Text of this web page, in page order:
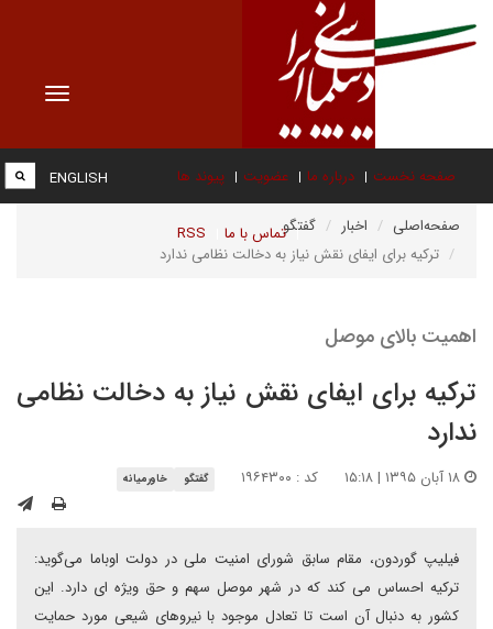
Toggle
صفحه نخست درباره ما عضویت پیوند ها
تماس با ما RSS
ENGLISH
صفحه‌اصلی اخبار
گفتگو
ترکیه برای ایفای نقش نیاز به دخالت نظامی ندارد
اهمیت بالای موصل
ترکیه برای ایفای نقش نیاز به دخالت نظامی
ندارد
کد : ۱۹۶۴۳۰۰ گفتگو خاورمیانه
فیلیپ گوردون، مقام سابق شورای امنیت ملی در دولت اوباما می‌گوید:
ترکیه احساس می کند که در شهر موصل سهم و حق ویژه ای دارد. این
کشور به دنبال آن است تا تعادل موجود با نیروهای شیعی مورد حمایت